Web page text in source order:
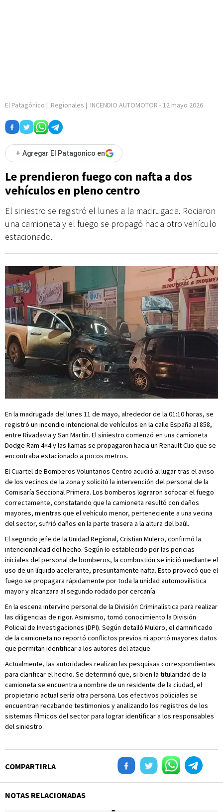
El Patagónico | Regionales | INCENDIO AUTOMOTOR - 12 mayo 2026
+ Agregar El Patagonico en
Le prendieron fuego con nafta a dos
vehículos en pleno centro
El siniestro se registró el lunes a la madrugada. Rociaron
una camioneta y el fuego se propagó hacia otro vehículo
estacionado.
En la madrugada del lunes 11 de mayo, alrededor de la 01:10 horas, se
registró un incendio intencional de vehículos en la calle España al 858,
entre Rivadavia y San Martín. El siniestro comenzó en una camioneta
Dodge Ram 4×4 y las llamas se propagaron hacia un Renault Clio que se
encontraba estacionado a pocos metros.
El Cuartel de Bomberos Voluntarios Centro acudió al lugar tras el aviso
de los vecinos de la zona y solicitó la intervención del personal de la
Comisaría Seccional Primera. Los bomberos lograron sofocar el fuego
correctamente, constatando que la camioneta resultó con daños
mayores, mientras que el vehículo menor, perteneciente a una vecina
del sector, sufrió daños en la parte trasera a la altura del baúl.
El segundo jefe de la Unidad Regional, Cristian Mulero, confirmó la
intencionalidad del hecho. Según lo establecido por las pericias
iniciales del personal de bomberos, la combustión se inició mediante el
uso de un líquido acelerante, presuntamente nafta. Esto provocó que el
fuego se propagara rápidamente por toda la unidad automovilística
mayor y alcanzara al segundo rodado por cercanía.
En la escena intervino personal de la División Criminalística para realizar
las diligencias de rigor. Asimismo, tomó conocimiento la División
Policial de Investigaciones (DPI). Según detalló Mulero, el damnificado
de la camioneta no reportó conflictos previos ni aportó mayores datos
que permitan identificar a los autores del ataque.
Actualmente, las autoridades realizan las pesquisas correspondientes
para clarificar el hecho. Se determinó que, si bien la titularidad de la
camioneta se encuentra a nombre de un residente de la ciudad, el
propietario actual sería otra persona. Los efectivos policiales se
encuentran recabando testimonios y analizando los registros de los
sistemas fílmicos del sector para lograr identificar a los responsables
del siniestro.
COMPARTIRLA
NOTAS RELACIONADAS